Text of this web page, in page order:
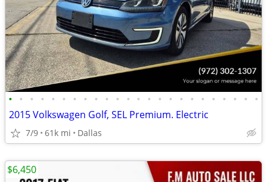
• • • • • • • • • • • • • • • • • • • • • • • •
2015 Volkswagen Golf, SEL Premium. Electric
7/9 61k mi Dallas
$6,450